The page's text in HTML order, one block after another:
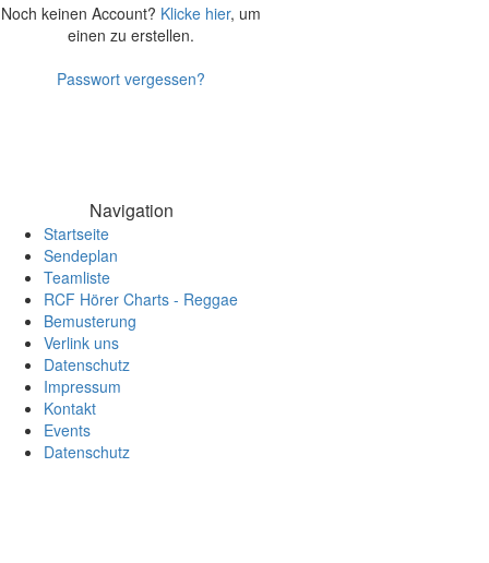
Noch keinen Account? Klicke hier, um
einen zu erstellen.
Passwort vergessen?
Navigation
Startseite
Sendeplan
Teamliste
RCF Hörer Charts - Reggae
Bemusterung
Verlink uns
Datenschutz
Impressum
Kontakt
Events
Datenschutz